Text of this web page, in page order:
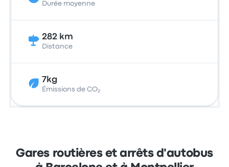
Durée moyenne
282 km
Distance
7kg
Émissions de CO₂
Gares routières et arrêts d'autobus